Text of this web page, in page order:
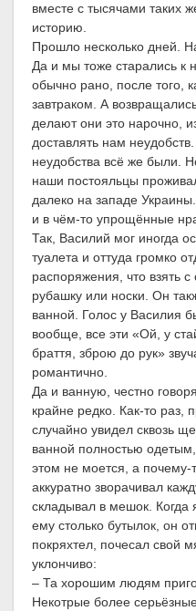
вместе с тысячами таких
историю.
Прошло несколько дней.
Да и мы тоже старались к
обычно рано, после того,
завтраком. А
делают они это нарочно,
доставлять нам
неудобства всё же были.
наши постояльцы
далеко на западе
и в чём-то упрощённые
Так, Василий мог иногда
туалета и оттуда громко
распоряжения, что взять
рубашку или носки. Он
ванной. Голос у Василия
вообще, все эти «Ой, у
браття, зброю до рук»
романтично.
Да и ванную, честно
крайне редко. Как-то раз,
случайно увидел сквозь
ванной полностью
этом не моется, а
аккуратно зворачивал
складывал в мешок. Когда
ему столько бутылок, он
покряхтел, почесал свой
уклончиво:
– Та хорошим людям
Некотрые более